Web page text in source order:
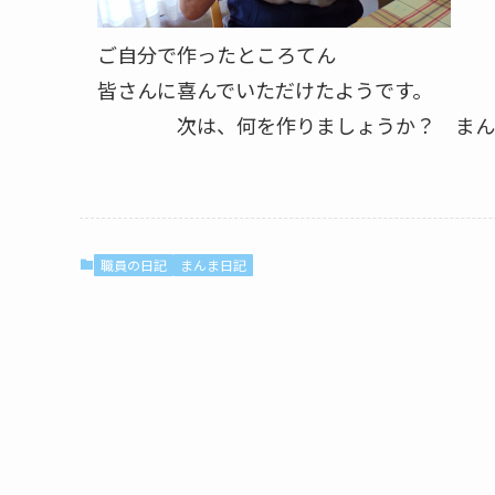
ご自分で作ったところてん
皆さんに喜んでいただけたようです。
次は、何を作りましょうか？ まん
職員の日記 まんま日記